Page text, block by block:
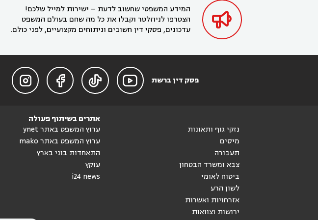

המידע המשפטי שחשוב לדעת – ישירות למייל שלכם!
הצטרפו לניוזלטר וקבלו את כל מה שחם בעולם המשפט
עדכונים, פסקי דין חשובים וניתוחים מקצועיים, לפני כולם.
פסק דין ברשת 



נזקי גוף ותאונות
מיסים
תעבורה
צבא ומשרד הבטחון
ביטוח לאומי
לשון הרע
אזרחויות ואשרות
ירושות וצוואות
אתרים בשיתוף פעולה
ערוץ המשפט באתר ynet
ערוץ המשפט באתר mako
התאחדות בוני בארץ
עוקץ
i24 news